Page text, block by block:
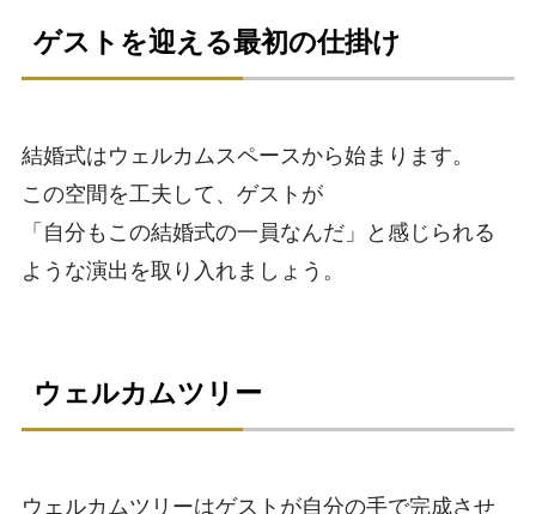
ゲストを迎える最初の仕掛け
結婚式はウェルカムスペースから始まります。
この空間を工夫して、ゲストが
「自分もこの結婚式の一員なんだ」と感じられる
ような演出を取り入れましょう。
ウェルカムツリー
ウェルカムツリーはゲストが自分の手で完成させ